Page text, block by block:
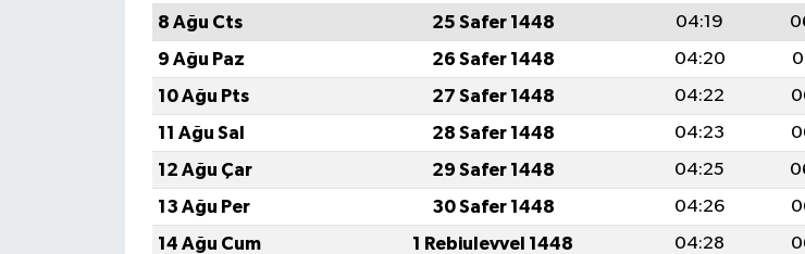
8 Ağu Cts
25 Safer 1448 04:19
9 Ağu Paz
26 Safer 1448 04:20
10 Ağu Pts
27 Safer 1448 04:22
11 Ağu Sal
28 Safer 1448 04:23
12 Ağu Çar
29 Safer 1448 04:25
13 Ağu Per
30 Safer 1448 04:26
14 Ağu Cum
1 Rebiulevvel 1448 04:28